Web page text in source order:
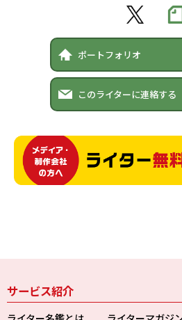
ポートフォリオ
このライターに連絡する
サービス紹介